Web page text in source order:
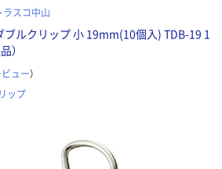
ラスコ中山
ブルクリップ 小 19mm(10個入) TDB-19 1
）
ュー）
ップ